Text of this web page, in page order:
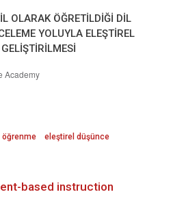
OLARAK ÖĞRETİLDİĞİ DİL
YOLUYLA ELEŞTİREL
Academy
öğrenme eleştirel düşünce
based instruction